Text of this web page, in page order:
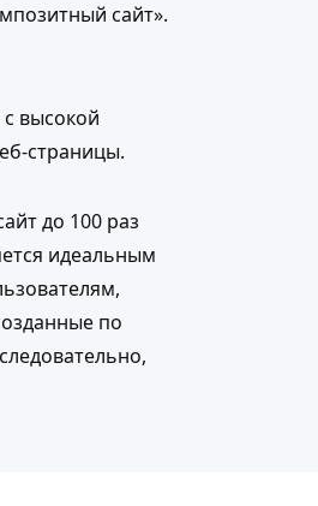
сайт».
высокой
страницы.
до 100 раз
идеальным
по